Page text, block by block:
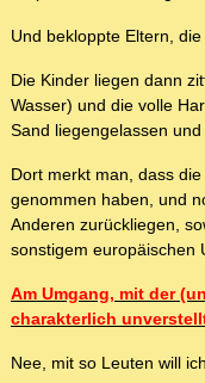
Und bekloppte Eltern,
Die Kinder liegen dann
Wasser) und die volle
Sand liegengelassen
Dort merkt man, dass
genommen haben, und
Anderen zurückliegen,
sonstigem europäischen
Am Umgang, mit der
charakterlich
Nee, mit so Leuten will